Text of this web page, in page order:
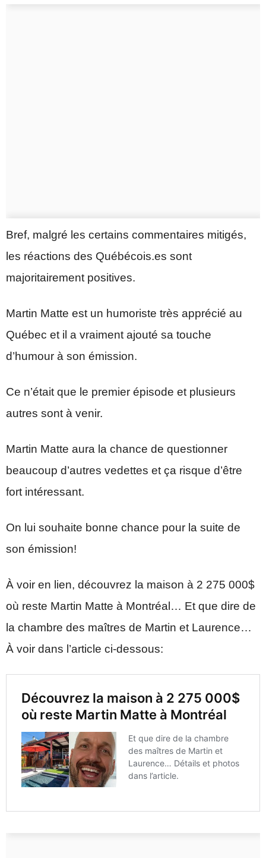
Bref, malgré les certains commentaires mitigés,
les réactions des Québécois.es sont
majoritairement positives.
Martin Matte est un humoriste très apprécié au
Québec et il a vraiment ajouté sa touche
d’humour à son émission.
Ce n’était que le premier épisode et plusieurs
autres sont à venir.
Martin Matte aura la chance de questionner
beaucoup d’autres vedettes et ça risque d’être
fort intéressant.
On lui souhaite bonne chance pour la suite de
son émission!
À voir en lien, découvrez la maison à 2 275 000$
où reste Martin Matte à Montréal… Et que dire de
la chambre des maîtres de Martin et Laurence…
À voir dans l’article ci-dessous: